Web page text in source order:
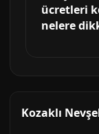
ücretleri
nelere
Kozaklı